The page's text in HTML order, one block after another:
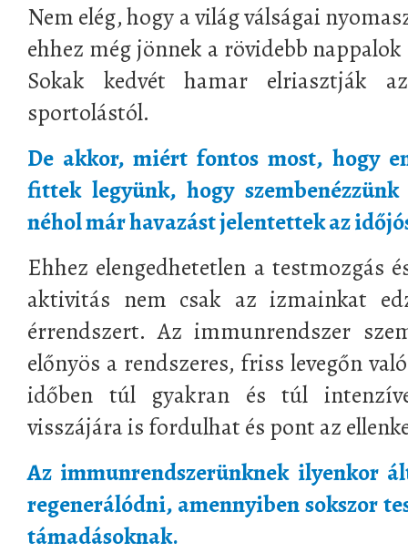
Nem elég, hogy a világ válságai
ehhez még jönnek a rövidebb
Sokak kedvét hamar elriasztják
sportolástól.
De akkor, miért fontos most, hogy
fittek legyünk, hogy
néhol már havazást jelentettek az
Ehhez elengedhetetlen a testmozgás
aktivitás nem csak az izmainkat
érrendszert. Az immunrendszer
előnyös a rendszeres, friss levegőn
időben túl gyakran és túl
visszájára is fordulhat és pont az
Az immunrendszerünknek ilyenkor
regenerálódni, amennyiben sokszor
támadásoknak.